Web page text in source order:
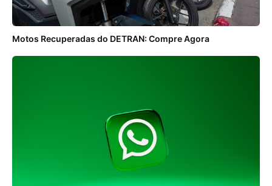
Motos Recuperadas do DETRAN: Compre Agora